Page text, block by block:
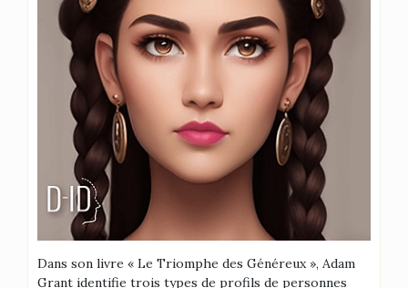
Dans son livre « Le Triomphe des Généreux », Adam
Grant identifie trois types de profils de personnes